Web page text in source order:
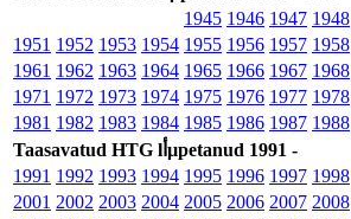
1945 1946 1947 1948
1951 1952 1953 1954 1955 1956 1957 1958
1961 1962 1963 1964 1965 1966 1967 1968
1971 1972 1973 1974 1975 1976 1977 1978
1981 1982 1983 1984 1985 1986 1987 1988
Taasavatud HTG lأµpetanud 1991 -
1991 1992 1993 1994 1995 1996 1997 1998
2001 2002 2003 2004 2005 2006 2007 2008